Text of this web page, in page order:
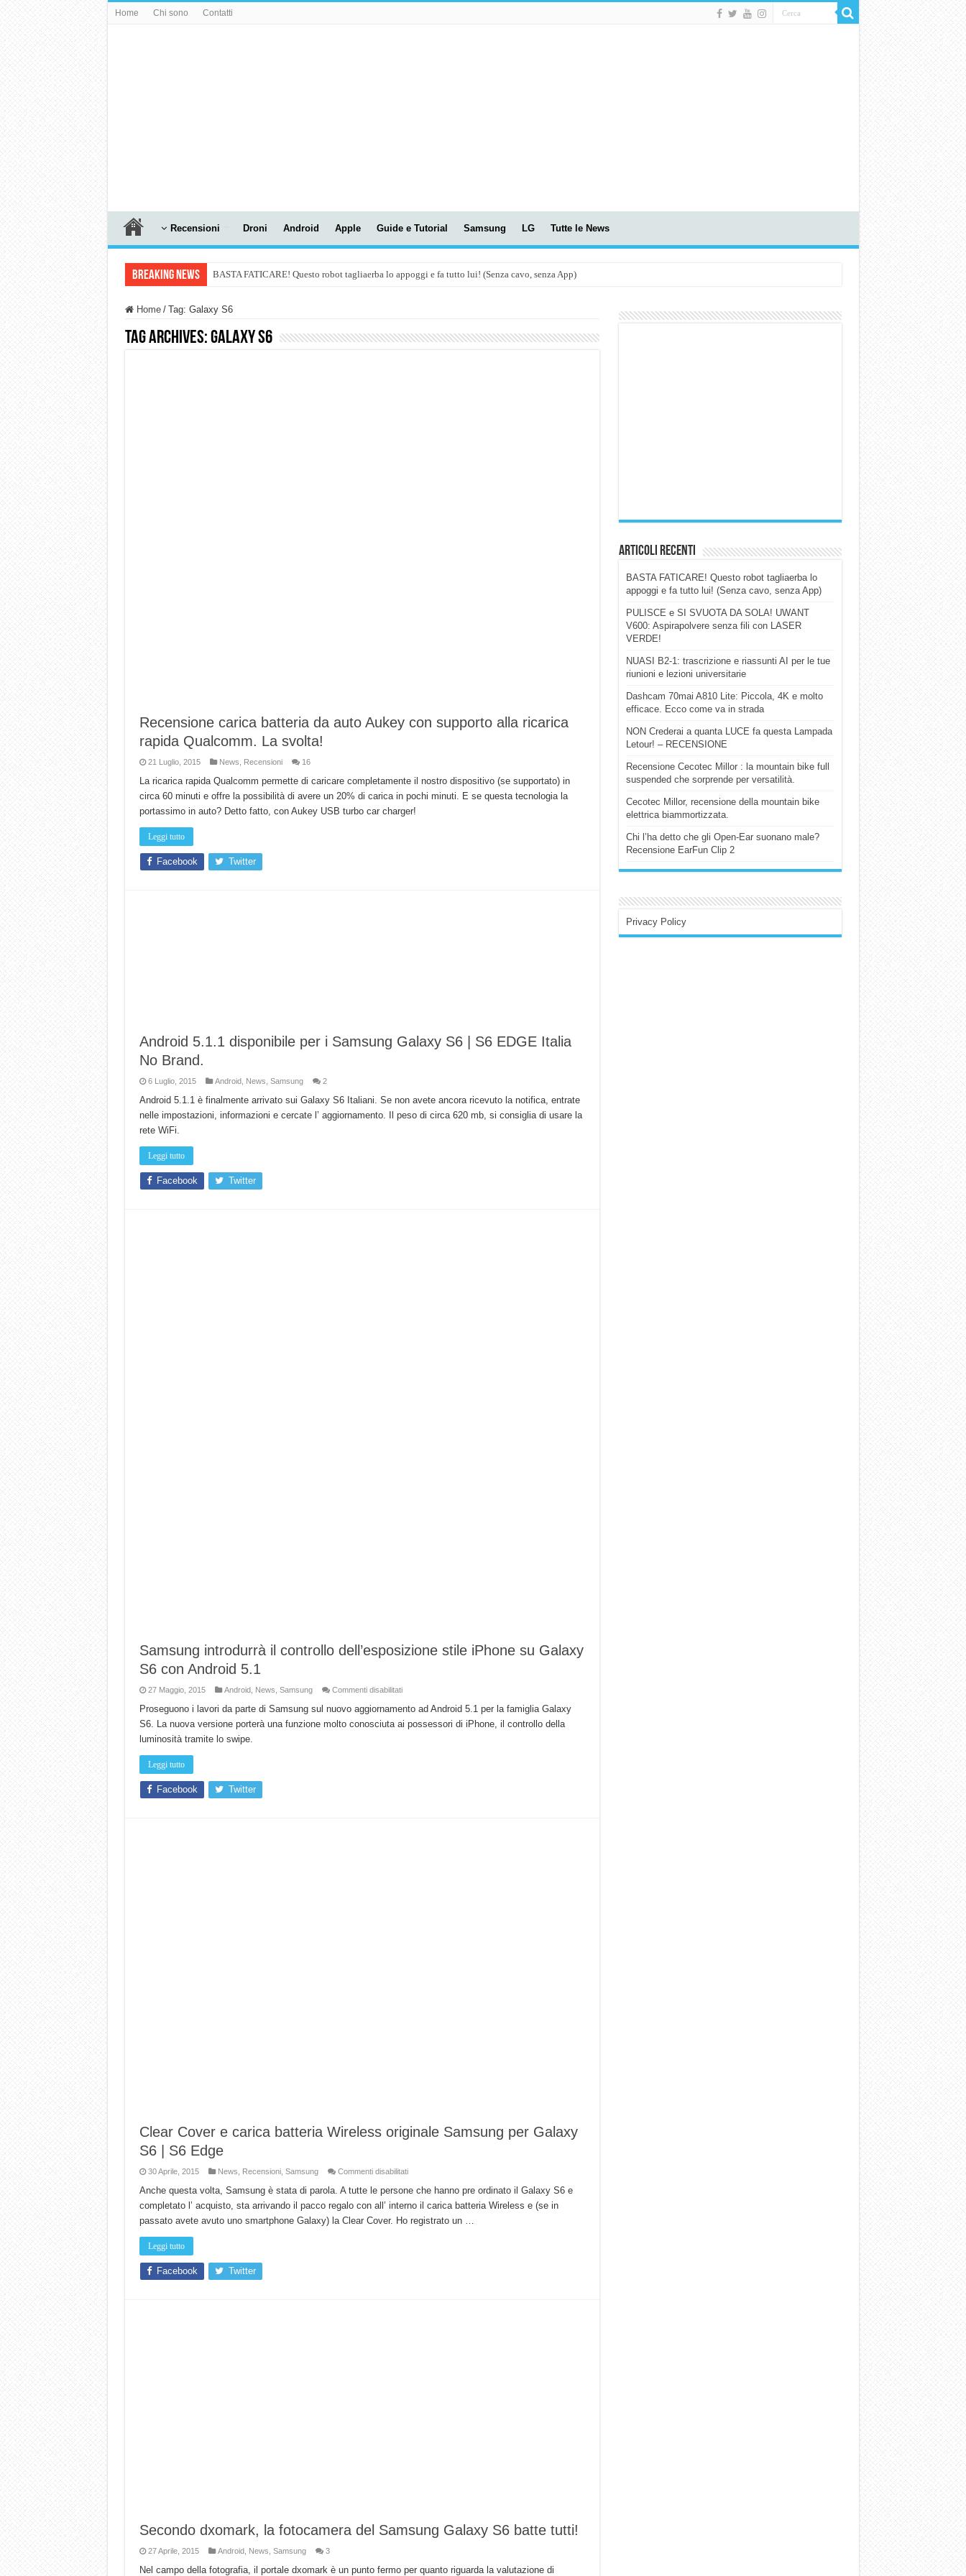
Home Chi sono Contatti
Recensioni Droni Android Apple Guide e Tutorial Samsung LG Tutte le News
Breaking News BASTA FATICARE! Questo robot tagliaerba lo appoggi e fa tutto lui! (Senza cavo, senza App)
Dashcam 70mai A810 Lite: Piccola, 4K e molto efficace. Ecco come va in strada
Home / Tag: Galaxy S6
Tag Archives:Galaxy S6
Recensione carica batteria da auto Aukey con supporto alla ricarica
rapida Qualcomm. La svolta!
21 Luglio, 2015 News Recensioni 16
La ricarica rapida Qualcomm permette di caricare completamente il nostro dispositivo (se supportato) in
circa 60 minuti e offre la possibilità di avere un 20% di carica in pochi minuti. E se questa tecnologia la
portassimo in auto? Detto fatto, con Aukey USB turbo car charger!
Leggi tutto
Facebook Twitter
Android 5.1.1 disponibile per i Samsung Galaxy S6 | S6 EDGE Italia
No Brand.
6 Luglio, 2015 Android, News Samsung 2
Android 5.1.1 è finalmente arrivato sui Galaxy S6 Italiani. Se non avete ancora ricevuto la notifica, entrate
nelle impostazioni, informazioni e cercate l’ aggiornamento. Il peso di circa 620 mb, si consiglia di usare la
rete WiFi.
Leggi tutto
Facebook Twitter
Samsung introdurrà il controllo dell’esposizione stile iPhone su Galaxy
S6 con Android 5.1
27 Maggio, 2015 Android, News Samsung Commenti disabilitatisu
introdurrà
il
controllo
dell’esposizione
Proseguono i lavori da parte di Samsung sul nuovo aggiornamento ad Android 5.1 per la famiglia Galaxy
S6. La nuova versione porterà una funzione molto conosciuta ai possessori di iPhone, il controllo della
luminosità tramite lo swipe.
Leggi tutto
Facebook Twitter
Clear Cover e carica batteria Wireless originale Samsung per Galaxy
S6 | S6 Edge
30 Aprile, 2015 News Recensioni, Samsung Commenti disabilitatisu
Cover
e
carica
Wireless
Anche questa volta, Samsung è stata di parola. A tutte le persone che hanno pre ordinato il Galaxy S6 e
completato l’ acquisto, sta arrivando il pacco regalo con all’ interno il carica batteria Wireless e (se in
passato avete avuto uno smartphone Galaxy) la Clear Cover. Ho registrato un …
Leggi tutto
Facebook Twitter
Secondo dxomark, la fotocamera del Samsung Galaxy S6 batte tutti!
27 Aprile, 2015 Android, News Samsung 3
Nel campo della fotografia, il portale dxomark è un punto fermo per quanto riguarda la valutazione di
Articoli Recenti
BASTA FATICARE! Questo robot tagliaerba lo
appoggi e fa tutto lui! (Senza cavo, senza App)
PULISCE e SI SVUOTA DA SOLA! UWANT
V600: Aspirapolvere senza fili con LASER
VERDE!
NUASI B2-1: trascrizione e riassunti AI per le tue
riunioni e lezioni universitarie
Dashcam 70mai A810 Lite: Piccola, 4K e molto
efficace. Ecco come va in strada
NON Crederai a quanta LUCE fa questa Lampada
Letour! – RECENSIONE
Recensione Cecotec Millor : la mountain bike full
suspended che sorprende per versatilità.
Cecotec Millor, recensione della mountain bike
elettrica biammortizzata.
Chi l’ha detto che gli Open-Ear suonano male?
Recensione EarFun Clip 2
Privacy Policy